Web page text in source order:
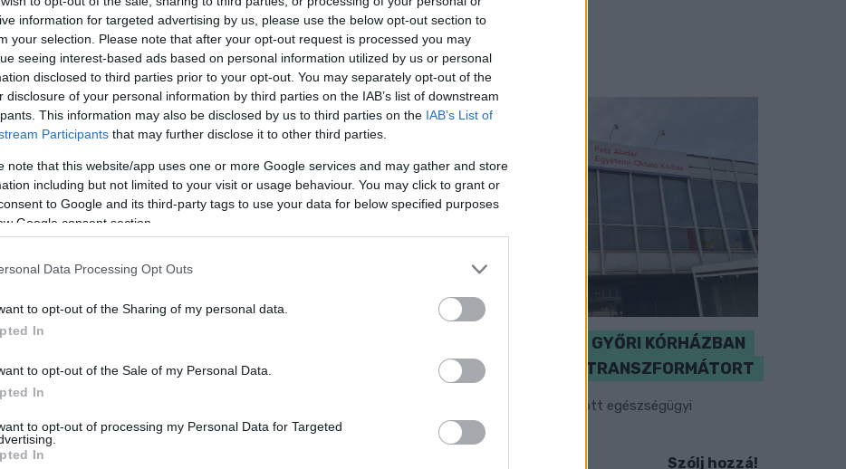
information for targeted advertising by us, please use the below opt-out section to
your selection. Please note that after your opt-out request is processed you may
seeing interest-based ads based on personal information utilized by us or personal
disclosed to third parties prior to your opt-out. You may separately opt-out of the
disclosure of your personal information by third parties on the IAB’s list of downstream
This information may also be disclosed by us to third parties on the IAB’s List of
Participants that may further disclose it to other third parties.
note that this website/app uses one or more Google services and may gather and store
including but not limited to your visit or usage behaviour. You may click to grant or
to Google and its third-party tags to use your data for below specified purposes
Google consent section.
Data Processing Opt Outs
to opt-out of the Sharing of my personal data.
In
to opt-out of the Sale of my Personal Data.
In
to opt-out of processing my Personal Data for Targeted
In
KICSERÉLTÉK A GYŐRI KÓRHÁZBAN
MEGHIBÁSODOTT TRANSZFORMÁTORT
Megkezdték az elhalasztott egészségügyi
ellátásokat.
Szólj hozzá!